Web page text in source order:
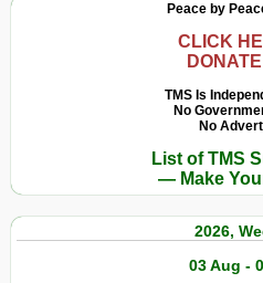
Peace by
CLICK
TMS Is
No
No
List of TMS
— Make
2026,
03 Aug -